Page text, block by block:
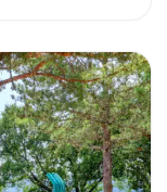
je kinderen
Dat
te zijn;